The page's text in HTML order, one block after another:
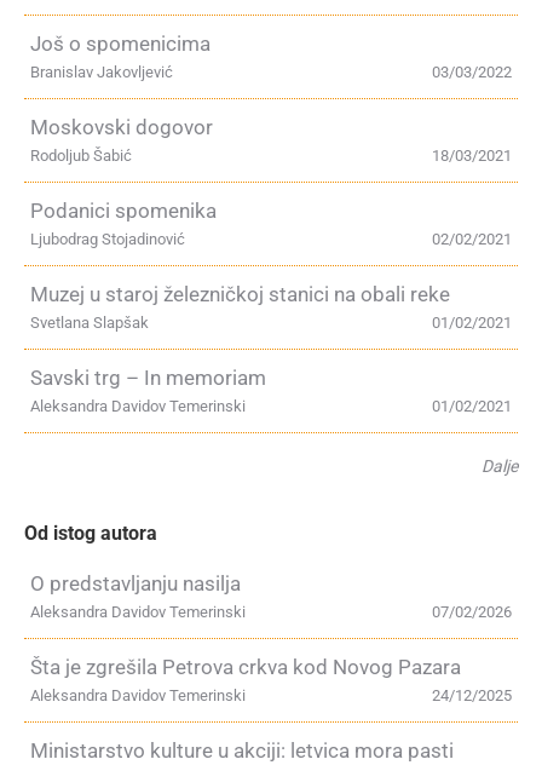
Još o spomenicima
03/03/2022
Branislav Jakovljević
Moskovski dogovor
18/03/2021
Rodoljub Šabić
Podanici spomenika
02/02/2021
Ljubodrag Stojadinović
Muzej u staroj železničkoj stanici na obali reke
01/02/2021
Svetlana Slapšak
Savski trg – In memoriam
01/02/2021
Aleksandra Davidov Temerinski
Dalje
Od istog autora
O predstavljanju nasilja
07/02/2026
Aleksandra Davidov Temerinski
Šta je zgrešila Petrova crkva kod Novog Pazara
24/12/2025
Aleksandra Davidov Temerinski
Ministarstvo kulture u akciji: letvica mora pasti